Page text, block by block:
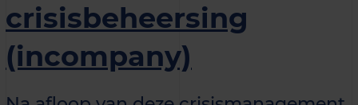
crisisbeheersing
(incompany)